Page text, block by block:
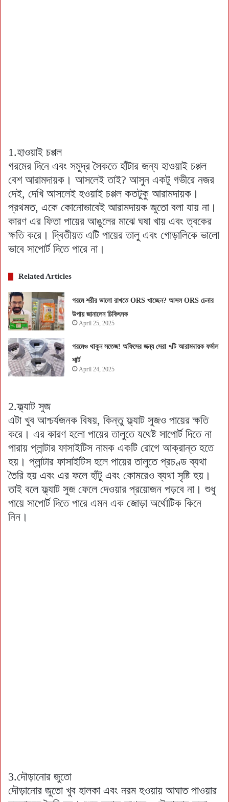
1.হাওয়াই চপ্পল
গরমের দিনে এবং সমুদ্র সৈকতে হাঁটার জন্য হাওয়াই চপ্পল
বেশ আরামদায়ক। আসলেই তাই? আসুন একটু গভীরে নজর
দেই, দেখি আসলেই হওয়াই চপ্পল কতটুকু আরামদায়ক।
প্রথমত, একে কোনোভাবেই আরামদায়ক জুতো বলা যায় না।
কারণ এর ফিতা পায়ের আঙুলের মাঝে ঘষা খায় এবং ত্বকের
ক্ষতি করে। দ্বিতীয়ত এটি পায়ের তালু এবং গোড়ালিকে ভালো
ভাবে সাপোর্ট দিতে পারে না।
Related Articles
গরমে শরীর ভালো রাখতে ORS খাচ্ছেন? আসল ORS চেনার
উপায় জানালেন চিকিৎসক
April 25, 2025
গরমেও থাকুন সতেজ! অফিসের জন্য সেরা ৭টি আরামদায়ক ফর্মাল
শার্ট
April 24, 2025
2.ফ্ল্যাট সুজ
এটা খুব আশ্চর্যজনক বিষয়, কিন্তু ফ্ল্যাট সুজও পায়ের ক্ষতি
করে। এর কারণ হলো পায়ের তালুতে যথেষ্ট সাপোর্ট দিতে না
পারায় প্লান্টার ফাসাইটিস নামক একটি রোগে আক্রান্ত হতে
হয়। প্লান্টার ফাসাইটিস হলে পায়ের তালুতে প্রচণ্ড ব্যথা
তৈরি হয় এবং এর ফলে হাঁটু এবং কোমরেও ব্যথা সৃষ্টি হয়।
তাই বলে ফ্ল্যাট সুজ ফেলে দেওয়ার প্রয়োজন পড়বে না। শুধু
পায়ে সাপোর্ট দিতে পারে এমন এক জোড়া অর্থোটিক কিনে
নিন।
3.দৌড়ানোর জুতো
দৌড়ানোর জুতো খুব হালকা এবং নরম হওয়ায় আঘাত পাওয়ার